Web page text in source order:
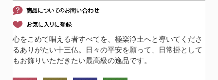
心をこめて唱える者すべてを、極楽浄土へと導いてくださ
るありがたい十三仏。日々の平安を願って、日常掛として
もお飾りいただきたい最高級の逸品です。